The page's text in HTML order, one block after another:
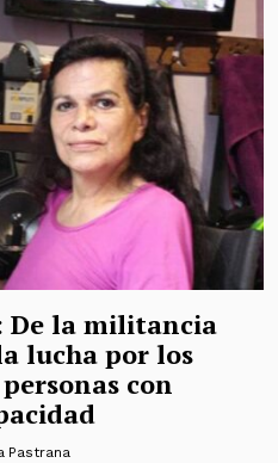
De la militancia
lucha por los
con
Pastrana